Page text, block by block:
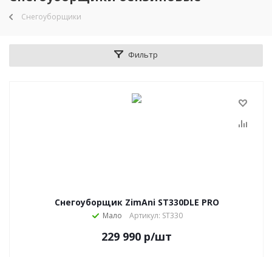
Снегоуборщики
Фильтр
Снегоуборщик ZimAni ST330DLE PRO
Мало Артикул: ST330
229 990 р/шт